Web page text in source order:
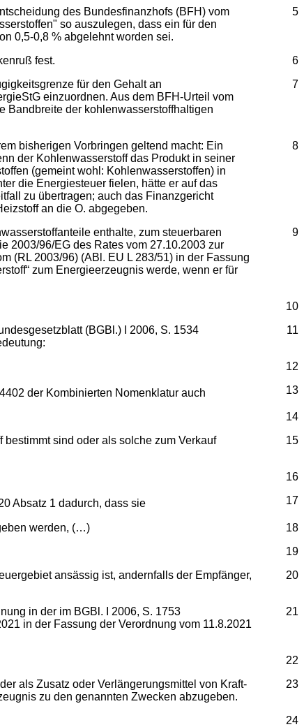
5
des Bundesfinanzhofs (BFH) vom
so auszulegen, dass ein für den
0,5-0,8 % abgelehnt worden sei.
6
fest.
7
für den Gehalt an
einzuordnen. Aus dem BFH-Urteil vom
Bandbreite der kohlenwasserstoffhaltigen
8
bisherigen Vorbringen geltend macht: Ein
der Kohlenwasserstoff das Produkt in seiner
(gemeint wohl: Kohlenwasserstoffen) in
die Energiesteuer fielen, hätte er auf das
zu übertragen; auch das Finanzgericht
an die O. abgegeben.
9
enthalte, zum steuerbaren
2003/96/EG des Rates vom 27.10.2003 zur
(RL 2003/96) (ABl. EU L 283/51) in der Fassung
zum Energieerzeugnis werde, wenn er für
10
11
(BGBl.) I 2006, S. 1534
12
13
der Kombinierten Nomenklatur auch
14
15
sind oder als solche zum Verkauf
16
17
Absatz 1 dadurch, dass sie
18
werden, (…)
19
20
ansässig ist, andernfalls der Empfänger,
21
in der im BGBl. I 2006, S. 1753
in der Fassung der Verordnung vom 11.8.2021
22
23
als Zusatz oder Verlängerungsmittel von Kraft-
zu den genannten Zwecken abzugeben.
24